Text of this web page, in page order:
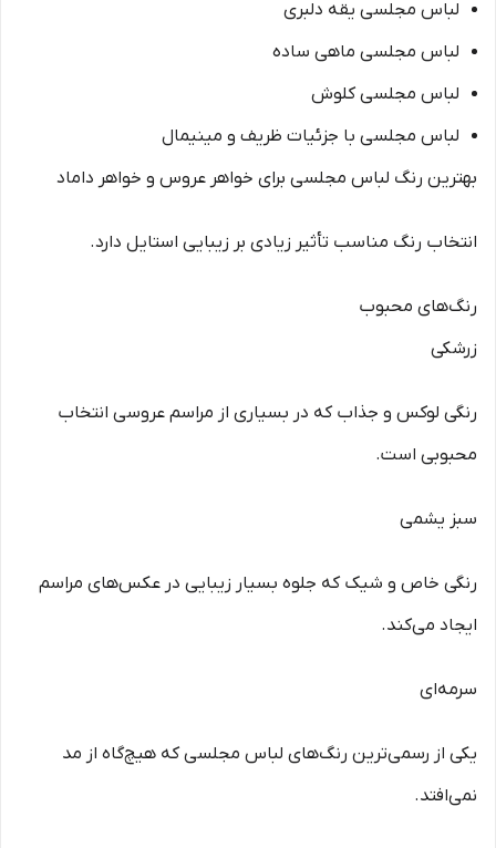
لباس مجلسی یقه دلبری
لباس مجلسی ماهی ساده
لباس مجلسی کلوش
لباس مجلسی با جزئیات ظریف و مینیمال
بهترین رنگ لباس مجلسی برای خواهر عروس و خواهر داماد
انتخاب رنگ مناسب تأثیر زیادی بر زیبایی استایل دارد.
رنگ‌های محبوب
زرشکی
رنگی لوکس و جذاب که در بسیاری از مراسم عروسی انتخاب
محبوبی است.
سبز یشمی
رنگی خاص و شیک که جلوه بسیار زیبایی در عکس‌های مراسم
ایجاد می‌کند.
سرمه‌ای
یکی از رسمی‌ترین رنگ‌های لباس مجلسی که هیچ‌گاه از مد
نمی‌افتد.